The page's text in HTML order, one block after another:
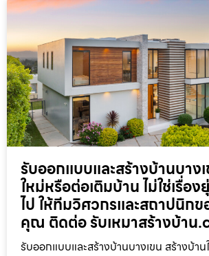
รับออกแบบและสร้างบ้านบาง
ใหม่หรือต่อเติมบ้าน ไม่ใช่เรื่อ
ไป ให้ทีมวิศวกรและสถาปนิกข
คุณ ติดต่อ รับเหมาสร้างบ้าน
รับออกแบบและสร้างบ้านบางเขน สร้างบ้าน